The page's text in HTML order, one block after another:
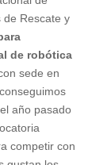
de Rescate y
de robótica
sede en
año pasado
competir con